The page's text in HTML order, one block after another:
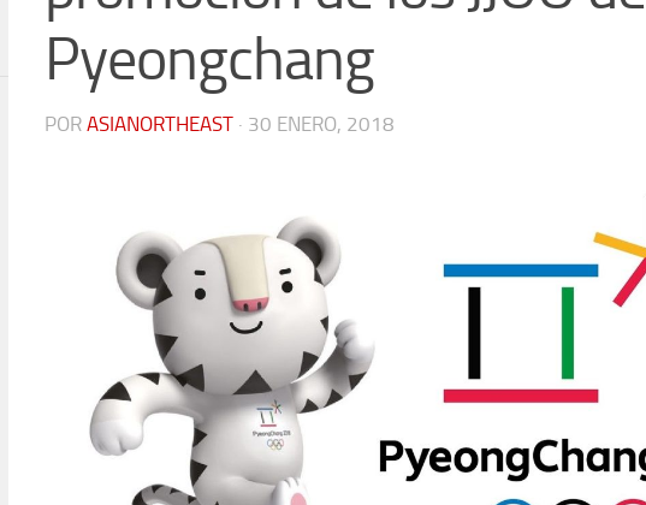
Pyeongchang
POR ASIANORTHEAST · 30 ENERO, 2018